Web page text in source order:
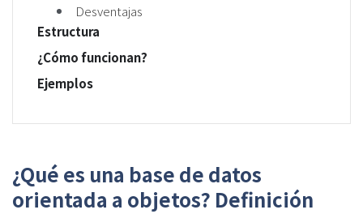
Desventajas
Estructura
¿Cómo funcionan?
Ejemplos
¿Qué es una base de datos
orientada a objetos? Definición